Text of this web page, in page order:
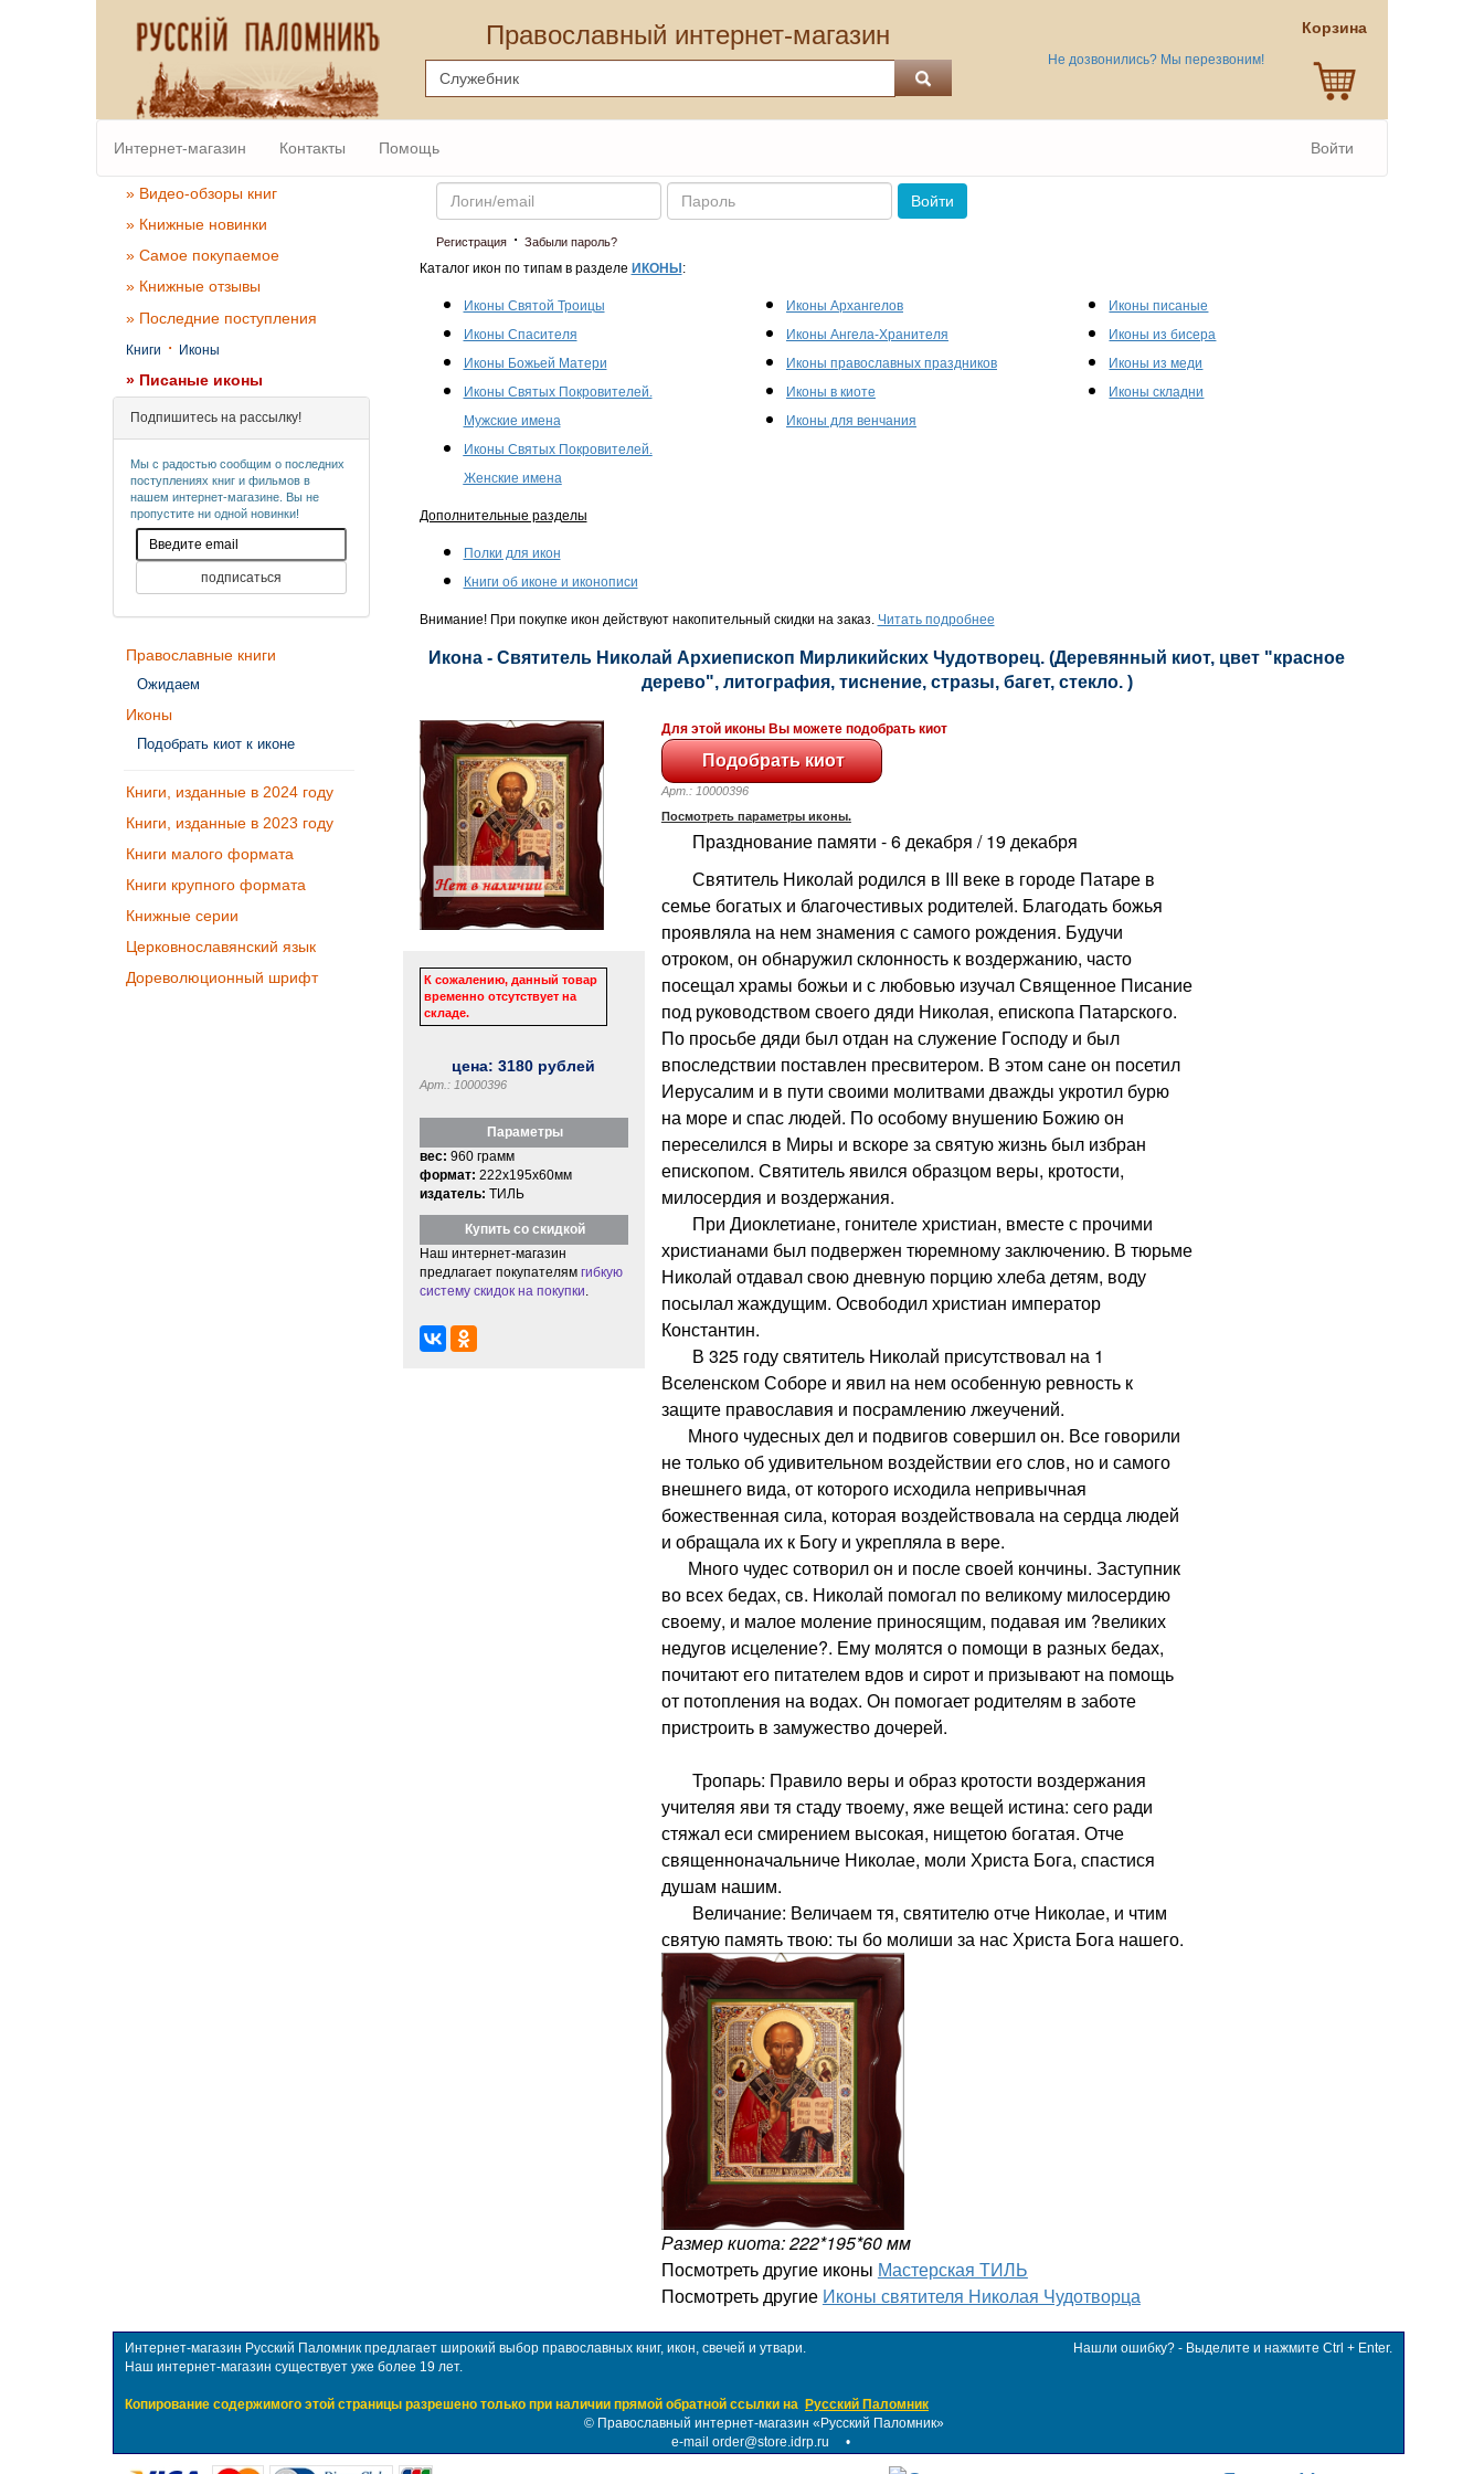
Православный интернет-магазин
Не дозвонились? Мы перезвоним!
Корзина
Интернет-магазин Контакты Помощь Войти
» Видео-обзоры книг
» Книжные новинки
» Самое покупаемое
» Книжные отзывы
» Последние поступления
Книги · Иконы
» Писаные иконы
Подпишитесь на рассылку!
Мы с радостью сообщим о последних
поступлениях книг и фильмов в
нашем интернет-магазине. Вы не
пропустите ни одной новинки!
Православные книги
Ожидаем
Иконы
Подобрать киот к иконе
Книги, изданные в 2024 году
Книги, изданные в 2023 году
Книги малого формата
Книги крупного формата
Книжные серии
Церковнославянский язык
Дореволюционный шрифт
Email Пароль
Войти
Регистрация· Забыли пароль?
Каталог икон по типам в разделе ИКОНЫ :
Иконы Святой Троицы
Иконы Спасителя
Иконы Божьей Матери
Иконы Святых Покровителей.
Мужские имена
Иконы Святых Покровителей.
Женские имена
Иконы Архангелов
Иконы Ангела-Хранителя
Иконы православных праздников
Иконы в киоте
Иконы для венчания
Иконы писаные
Иконы из бисера
Иконы из меди
Иконы складни
Дополнительные разделы
Полки для икон
Книги об иконе и иконописи
Внимание! При покупке икон действуют накопительный скидки на заказ. Читать подробнее
Икона - Святитель Николай Архиепископ Мирликийских Чудотворец. (Деревянный киот, цвет "красное
дерево", литография, тиснение, стразы, багет, стекло. )
К сожалению, данный товар
временно отсутствует на
складе.
цена:3180 рублей
Арт.: 10000396
Параметры
вес: 960 грамм
формат: 222x195x60мм
издатель: ТИЛЬ
Купить со скидкой
Наш интернет-магазин
предлагает покупателям гибкую
систему скидок на покупки
Для этой иконы Вы можете подобрать киот
Арт.: 10000396
Посмотреть параметры иконы.
Празднование памяти - 6 декабря / 19 декабря
Святитель Николай родился в III веке в городе Патаре в
семье богатых и благочестивых родителей. Благодать божья
проявляла на нем знамения с самого рождения. Будучи
отроком, он обнаружил склонность к воздержанию, часто
посещал храмы божьи и с любовью изучал Священное Писание
под руководством своего дяди Николая, епископа Патарского.
По просьбе дяди был отдан на служение Господу и был
впоследствии поставлен пресвитером. В этом сане он посетил
Иерусалим и в пути своими молитвами дважды укротил бурю
на море и спас людей. По особому внушению Божию он
переселился в Миры и вскоре за святую жизнь был избран
епископом. Святитель явился образцом веры, кротости,
милосердия и воздержания.
При Диоклетиане, гонителе христиан, вместе с прочими
христианами был подвержен тюремному заключению. В тюрьме
Николай отдавал свою дневную порцию хлеба детям, воду
посылал жаждущим. Освободил христиан император
Константин.
В 325 году святитель Николай присутствовал на 1
Вселенском Соборе и явил на нем особенную ревность к
защите православия и посрамлению лжеучений.
Много чудесных дел и подвигов совершил он. Все говорили
не только об удивительном воздействии его слов, но и самого
внешнего вида, от которого исходила непривычная
божественная сила, которая воздействовала на сердца людей
и обращала их к Богу и укрепляла в вере.
Много чудес сотворил он и после своей кончины. Заступник
во всех бедах, св. Николай помогал по великому милосердию
своему, и малое моление приносящим, подавая им ?великих
недугов исцеление?. Ему молятся о помощи в разных бедах,
почитают его питателем вдов и сирот и призывают на помощь
от потопления на водах. Он помогает родителям в заботе
пристроить в замужество дочерей.
Тропарь: Правило веры и образ кротости воздержания
учителяя яви тя стаду твоему, яже вещей истина: сего ради
стяжал еси смирением высокая, нищетою богатая. Отче
священноначальниче Николае, моли Христа Бога, спастися
душам нашим.
Величание: Величаем тя, святителю отче Николае, и чтим
святую память твою: ты бо молиши за нас Христа Бога нашего.
Размер киота: 222*195*60 мм
Посмотреть другие иконы Мастерская ТИЛЬ
Посмотреть другие Иконы святителя Николая Чудотворца
Интернет-магазин Русский Паломник предлагает широкий выбор православных книг, икон, свечей и утвари.
Наш интернет-магазин существует уже более 19 лет.
Копирование содержимого этой страницы разрешено только при наличии прямой обратной ссылки на Русский Паломник
Нашли ошибку? - Выделите и нажмите Ctrl + Enter.
© Православный интернет-магазин «Русский Паломник»
e-mail order@store.idrp.ru •